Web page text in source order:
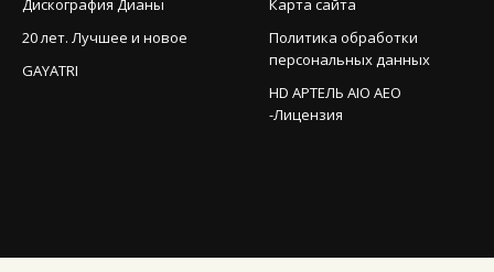
20 лет. Лучшее и новое
GAYATRI
Политика обработки
персональных данных
HD АРТЕЛЬ AIO AEO
-Лицензия